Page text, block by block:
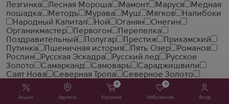
Акции Адреса
0
Корзина
0
Избранное Вход
Лезгинка
Лесная Мороша Мамонт Маруся
Медная
лошадка
Методъ Мурава Муш Мягков
Налибоки
Народный Капитал
Ной Оганян
Онегин
Органикмастер
Первогон
Перепелка
Поздравительный
Полугар Престиж
Прикамский
Путинка
Пшеничная история Пять Озер
Романов
Рослин
Русская Эскадра Русский лед
Русское
Золото
Самарканд Самоваръ
Сараджишвили
Саят Нова
Северная Тропа
Северное Золото
Седой Кавказ
Седой Кизляр
Сейлорс Хоум
Славянский Трактир
Смирновъ
Сокровище Тифлиса
Солодовая Ярмарка
Солодовня Спельта Старая